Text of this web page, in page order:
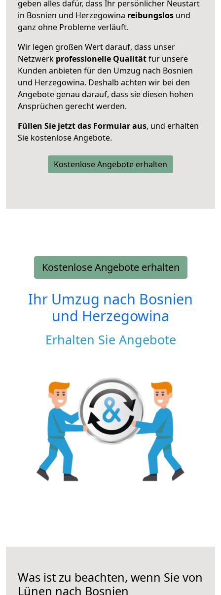
geben alles dafür, dass Ihr persönlicher Neustart
in Bosnien und Herzegowina reibungslos und
ganz ohne Probleme verläuft.
Wir legen großen Wert darauf, dass unser
Netzwerk professionelle Qualitätfür unsere
Kunden anbieten für den Umzug nach Bosnien
und Herzegowina. Deshalb achten wir bei den
Angebote genau darauf, dass sie diesen hohen
Ansprüchen gerecht werden.
Füllen Sie jetzt das Formular aus, und erhalten
Sie kostenlose Angebote.
Kostenlose Angebote erhalten
Kostenlose Angebote erhalten
Ihr Umzug nach Bosnien
und Herzegowina
Erhalten Sie Angebote
Was ist zu beachten, wenn Sie von
Lünen nach Bosnien